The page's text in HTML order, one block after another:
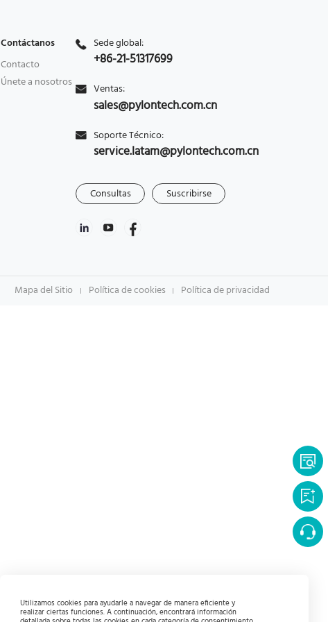
Utilizamos cookies para ayudarle a navegar de manera eficiente y
realizar ciertas funciones. A continuación, encontrará información
Contáctanos
Contacto
Únete a nosotros
Sede global:
+86-21-51317699
Ventas:
sales@pylontech.com.cn
Soporte Técnico:
service.latam@pylontech.com.cn
Consultas Suscribirse
Mapa del Sitio Política de cookies Política de privacidad